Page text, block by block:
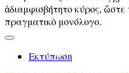
ἀδιαμφισβήτητο κύρος,
πραγματικὸ μονόλογο.
Εκτύπωση